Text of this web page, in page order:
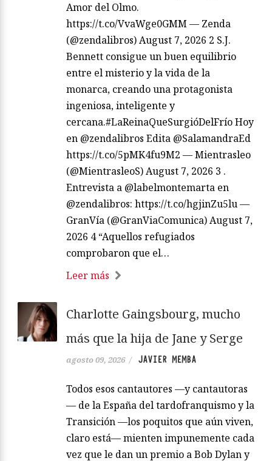
Amor del Olmo.
https://t.co/VvaWge0GMM — Zenda
(@zendalibros) August 7, 2026 2 S.J.
Bennett consigue un buen equilibrio
entre el misterio y la vida de la
monarca, creando una protagonista
ingeniosa, inteligente y
cercana.#LaReinaQueSurgióDelFrío Hoy
en @zendalibros Edita @SalamandraEd
https://t.co/5pMK4fu9M2 — Mientrasleo
(@MientrasleoS) August 7, 2026 3 .
Entrevista a @labelmontemarta en
@zendalibros: https://t.co/hgjinZu5lu —
GranVía (@GranViaComunica) August 7,
2026 4 “Aquellos refugiados
comprobaron que el…
Leer más
Charlotte Gaingsbourg, mucho
más que la hija de Jane y Serge
agosto 09, 2026 / JAVIER MEMBA
Todos esos cantautores —y cantautoras
— de la España del tardofranquismo y la
Transición —los poquitos que aún viven,
claro está— mienten impunemente cada
vez que le dan un premio a Bob Dylan y